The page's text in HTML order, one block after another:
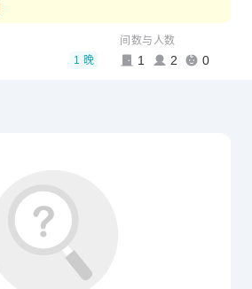
1 晚
间数与人数
1 2 0